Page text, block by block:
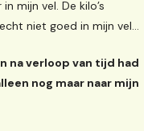
mijn vel. De kilo’s
niet goed in mijn vel…
na verloop van tijd had
nog maar naar mijn